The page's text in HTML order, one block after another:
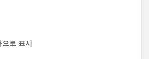
로 표시